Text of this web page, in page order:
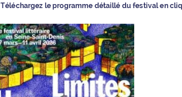
Téléchargez le programme détaillé du festival en